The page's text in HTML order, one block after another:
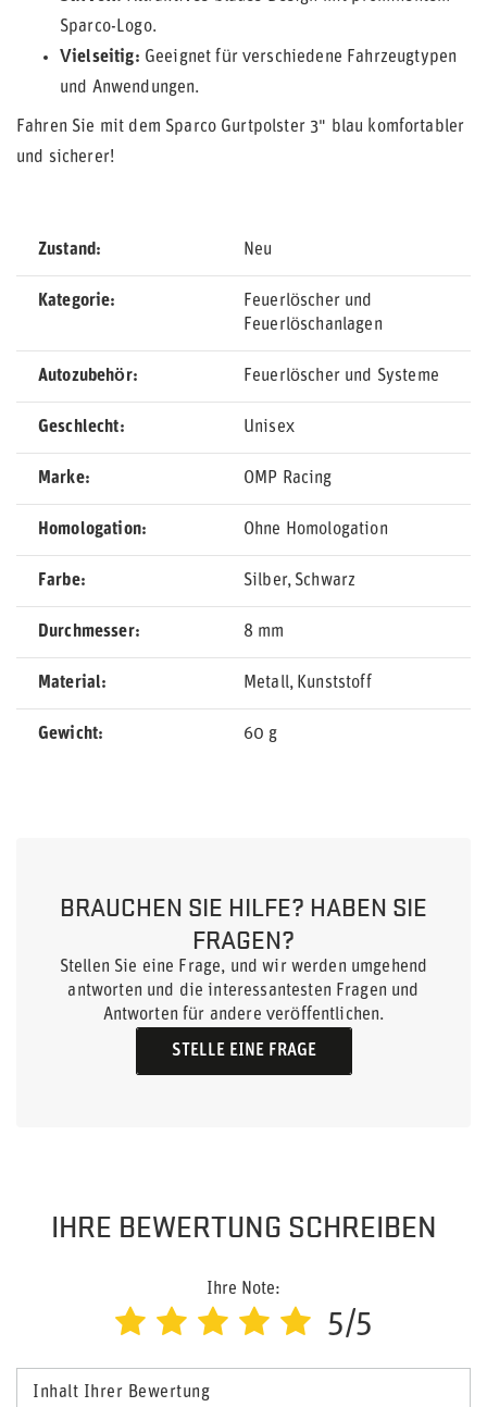
Sparco-Logo.
Vielseitig: Geeignet für verschiedene Fahrzeugtypen
und Anwendungen.
Fahren Sie mit dem Sparco Gurtpolster 3" blau komfortabler
und sicherer!
Zustand Neu
Kategorie
Feuerlöscher und
Feuerlöschanlagen
Autozubehör Feuerlöscher und Systeme
Geschlecht Unisex
Marke OMP Racing
Homologation Ohne Homologation
Farbe Silber Schwarz
Durchmesser 8 mm
Material Metall Kunststoff
Gewicht 60 g
BRAUCHEN SIE HILFE? HABEN SIE
FRAGEN?
Stellen Sie eine Frage, und wir werden umgehend
antworten und die interessantesten Fragen und
Antworten für andere veröffentlichen.
STELLE EINE FRAGE
IHRE BEWERTUNG SCHREIBEN
Ihre Note:
5/5
Inhalt Ihrer Bewertung